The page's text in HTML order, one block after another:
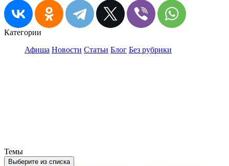
Категории
Афиша Новости Статьи Блог Без рубрики
Темы
Выберите из списка